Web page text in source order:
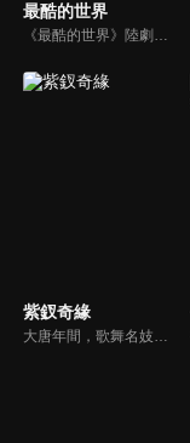
最酷的世界
《最酷的世界》陸劇線上看。劇情講述一心想在新聞領域出人頭地的草根女孩滕小小（周雨彤），因公司突遭新媒體Yo傳媒收購，不得不從實習生重新做起，她在傳統媒體與新媒體的身份轉型中努力不懈、勇敢逐夢，歷經成長，最終收穫事業和愛情 。
紫釵奇緣
大唐年間，歌舞名妓霍小玉、風流俠客納蘭東、書香才子李益和巾幗紅顏盧靖瀾為首的風騷人物，彼此錯綜複雜的命運與感情糾葛。一場指腹為婚的誤會，造成浪漫卻無果的錯點鴛鴦，他們在階級差異與強權壓迫中勇於追求真愛，在宮廷權謀與世俗現實的拉扯中身不由己地被推向命運的叉路...